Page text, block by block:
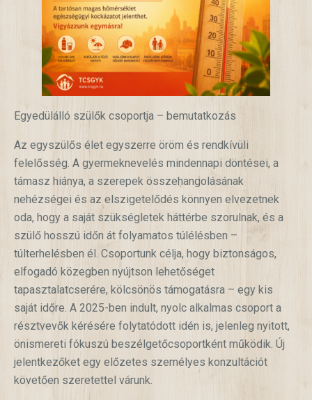
Egyedülálló szülők csoportja – bemutatkozás
Az egyszülős élet egyszerre öröm és rendkívüli
felelősség. A gyermeknevelés mindennapi döntései, a
támasz hiánya, a szerepek összehangolásának
nehézségei és az elszigetelődés könnyen elvezetnek
oda, hogy a saját szükségletek háttérbe szorulnak, és a
szülő hosszú időn át folyamatos túlélésben –
túlterhelésben él. Csoportunk célja, hogy biztonságos,
elfogadó közegben nyújtson lehetőséget
tapasztalatcserére, kölcsönös támogatásra – egy kis
saját időre. A 2025-ben indult, nyolc alkalmas csoport a
résztvevők kérésére folytatódott idén is, jelenleg nyitott,
önismereti fókuszú beszélgetőcsoportként működik. Új
jelentkezőket egy előzetes személyes konzultációt
követően szeretettel várunk.